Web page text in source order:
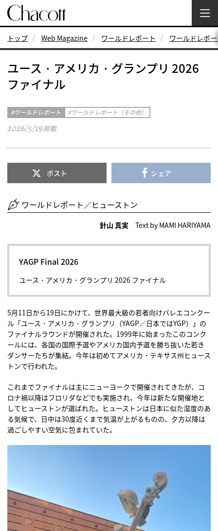
トップ Web Magazine ワールドレポート ワールドレポ
ユース・アメリカ・グランプリ 2026
ファイナル
ワールドレポート ワールドレポート（その他）
2026/5/19掲載
ポスト シェア
ワールドレポート／ヒューストン
針山 真実 Text by MAMI HARIYAMA
YAGP Final 2026
ユース・アメリカ・グランプリ 2026 ファイナル
5月11日から19日にかけて、世界最大級の若者向けバレエコンクー
ル「ユース・アメリカ・グランプリ（YAGP／日本ではYGP）」の
ファイナルラウンドが開催された。1999年に始まったこのコンク
ールには、各国の国際予選やアメリカ国内予選を勝ち抜いた若き
ダンサーたちが集結。今年は初めてアメリカ・テキサス州ヒュース
トンで行われた。
これまでファイナルは主にニューヨークで開催されてきたが、コ
ロナ禍以降はフロリダなどでも実施され、今年は新たな開催地と
してヒューストンが選ばれた。ヒューストンは日本に似た湿度のあ
る気候で、日中は30度近くまで気温が上がるものの、夕方以降は
過ごしやすい空気に包まれていた。